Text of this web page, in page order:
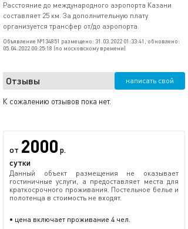
Расстояние до международного аэропорта Казани
составляет 25 км. За дополнительную плату
организуется трансфер от/до аэропорта.
Объявление №134851 размещено: 31.03.2022 01:33:41, обновлено:
05.04.2022 00:25:18 (по московскому времени)
Отзывы написать свой
К сожалению отзывов пока нет.
от 2000 р.
сутки
Данный объект размещения не оказывает
гостиничные услуги, а предоставляет места для
краткосрочного проживания. Постельное белье и
полотенца в стоимость не входят.
• цена включает проживание 4 чел.